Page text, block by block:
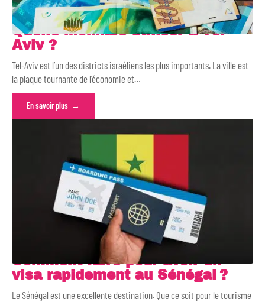
Quelle monnaie utiliser à Tel-
Aviv ?
Tel-Aviv est l’un des districts israéliens les plus importants. La ville est
la plaque tournante de l’économie et…
En savoir plus
Comment faire pour avoir un
visa rapidement au Sénégal ?
Le Sénégal est une excellente destination. Que ce soit pour le tourisme